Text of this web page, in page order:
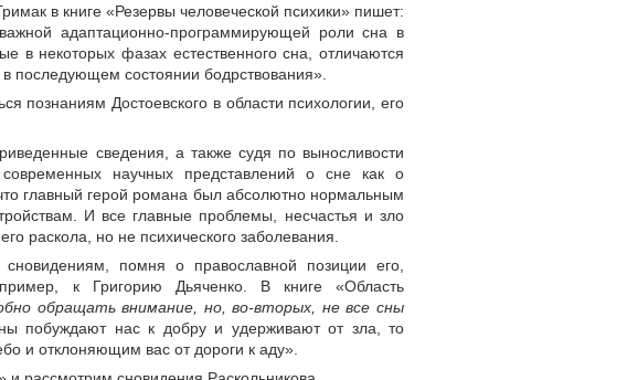
в книге «Резервы человеческой психики» пишет:
адаптационно-программирующей роли сна в
в некоторых фазах естественного сна, отличаются
последующем состоянии бодрствования».
познаниям Достоевского в области психологии, его
сведения, а также судя по выносливости
научных представлений о сне как о
главный герой романа был абсолютно нормальным
И все главные проблемы, несчастья и зло
раскола, но не психического заболевания.
помня о православной позиции его,
к Григорию Дьяченко. В книге «Область
обращать внимание, но, во-вторых, не все сны
побуждают нас к добру и удерживают от зла, то
и отклоняющим вас от дороги к аду».